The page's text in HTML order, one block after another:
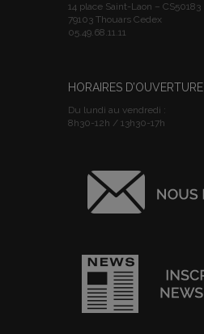
14 place Saint-Laon – CS50183
79103 Thouars Cedex
05.49.68.11.11
HORAIRES D’OUVERTURE
Du lundi au vendredi :
8h30-12h / 13h30-17h